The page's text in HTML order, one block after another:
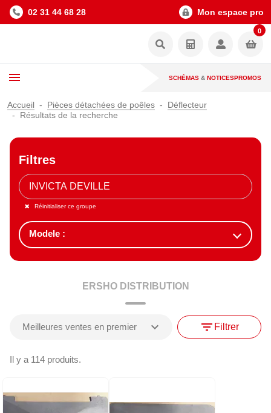
02 31 44 68 28 Mon espace pro
0
SCHÉMAS & NOTICESPROMOS
Accueil Pièces détachées de poêles
Déflecteur
Résultats de la recherche
Filtres
Réinitialiser ce groupe
ERSHO DISTRIBUTION
Il y a 114 produits.
Meilleures ventes en premier expand_more filter_list Filtrer